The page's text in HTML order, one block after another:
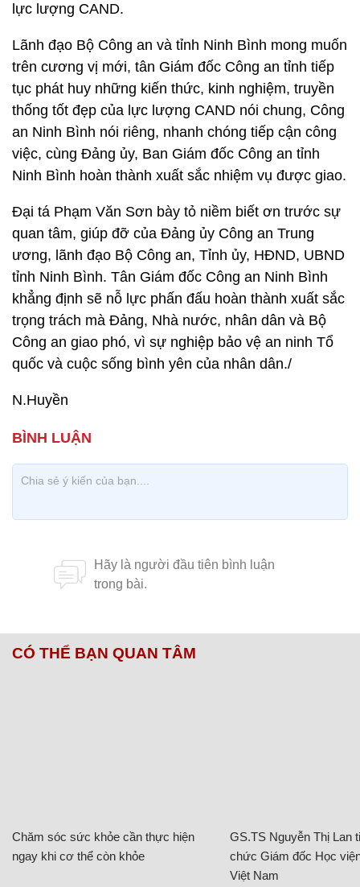
lực lượng CAND.
Lãnh đạo Bộ Công an và tỉnh Ninh Bình mong muốn
trên cương vị mới, tân Giám đốc Công an tỉnh tiếp
tục phát huy những kiến thức, kinh nghiệm, truyền
thống tốt đẹp của lực lượng CAND nói chung, Công
an Ninh Bình nói riêng, nhanh chóng tiếp cận công
việc, cùng Đảng ủy, Ban Giám đốc Công an tỉnh
Ninh Bình hoàn thành xuất sắc nhiệm vụ được giao.
Đại tá Phạm Văn Sơn bày tỏ niềm biết ơn trước sự
quan tâm, giúp đỡ của Đảng ủy Công an Trung
ương, lãnh đạo Bộ Công an, Tỉnh ủy, HĐND, UBND
tỉnh Ninh Bình. Tân Giám đốc Công an Ninh Bình
khẳng định sẽ nỗ lực phấn đấu hoàn thành xuất sắc
trọng trách mà Đảng, Nhà nước, nhân dân và Bộ
Công an giao phó, vì sự nghiệp bảo vệ an ninh Tổ
quốc và cuộc sống bình yên của nhân dân./
N.Huyền
CÓ THỂ BẠN QUAN TÂM
Chăm sóc sức khỏe cần thực hiện
ngay khi cơ thể còn khỏe
GS.TS Nguyễn Thị Lan
chức Giám đốc Học
Việt Nam